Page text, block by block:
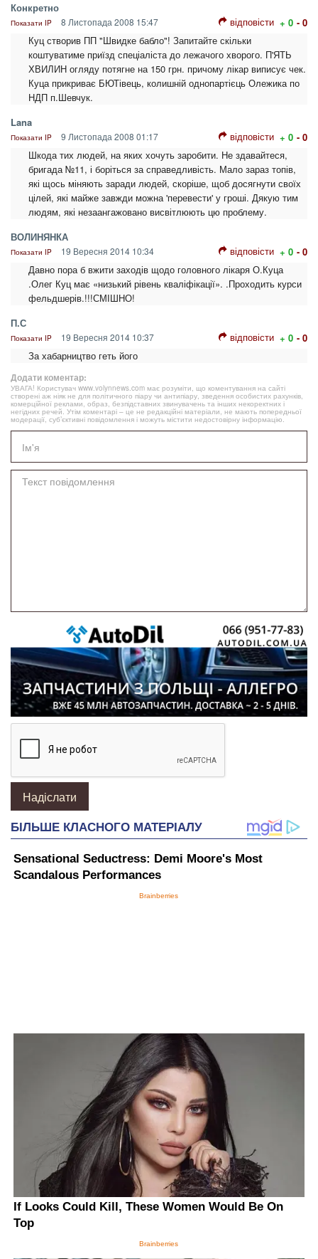
Конкретно
Показати IP 8 Листопада 2008 15:47 відповісти + 0 - 0
Куц створив ПП "Швидке бабло"! Запитайте скільки
коштуватиме приїзд спеціаліста до лежачого хворого. П'ЯТЬ
ХВИЛИН огляду потягне на 150 грн. причому лікар виписує чек.
Куца прикриває БЮТівець, колишній однопартієць Олежика по
НДП п.Шевчук.
Lana
Показати IP 9 Листопада 2008 01:17 відповісти + 0 - 0
Шкода тих людей, на яких хочуть заробити. Не здавайтеся,
бригада №11, і боріться за справедливість. Мало зараз топів,
які щось міняють заради людей, скоріше, щоб досягнути своїх
цілей, які майже завжди можна 'перевести' у гроші. Дякую тим
людям, які незаангажовано висвітлюють цю проблему.
ВОЛИНЯНКА
Показати IP 19 Вересня 2014 10:34 відповісти + 0 - 0
Давно пора б вжити заходів щодо головного лікаря О.Куца
.Олег Куц має «низький рівень кваліфікації». .Проходить курси
фельдшерів.!!!СМІШНО!
П.С
Показати IP 19 Вересня 2014 10:37 відповісти + 0 - 0
За хабарництво геть його
Додати коментар:
УВАГА! Користувач www.volynnews.com має розуміти, що коментування на сайті
створені аж ніяк не для політичного піару чи антипіару, зведення особистих рахунків,
комерційної реклами, образ, безпідставних звинувачень та інших некоректних і
негідних речей. Утім коментарі – це не редакційні матеріали, не мають попередньої
модерації, суб’єктивні повідомлення і можуть містити недостовірну інформацію.